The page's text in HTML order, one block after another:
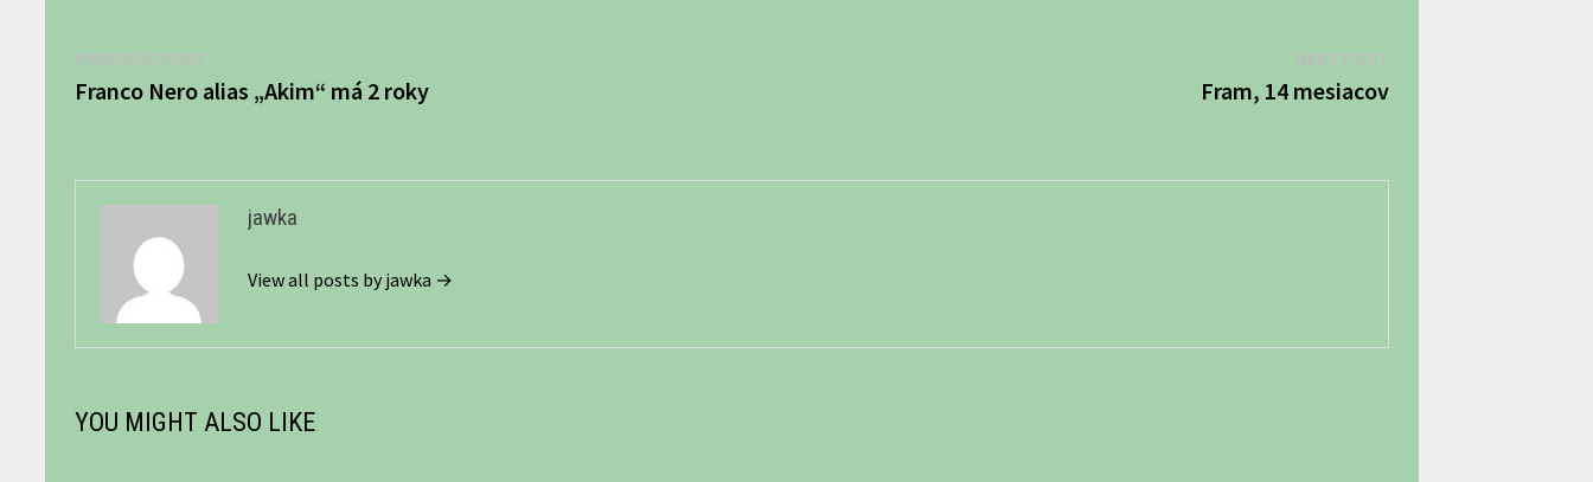
v
post:
Franco Nero alias „Akim“ má 2 roky
post:
Fram, 14 mesiacov
jawka
View all posts by jawka →
YOU MIGHT ALSO LIKE